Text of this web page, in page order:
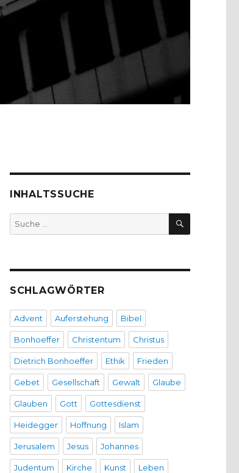
INHALTSSUCHE
Suche
nach:
SUCHEN
SCHLAGWÖRTER
Advent Auferstehung Bibel
Bonhoeffer Christentum Christus
Dietrich Bonhoeffer Ethik Frieden
Gebet Gesellschaft Gewalt Glaube
Glauben Gott Gottesdienst
Heidegger Hoffnung Islam
Jerusalem Jesus Johannes
Judentum Kirche Kunst Leben